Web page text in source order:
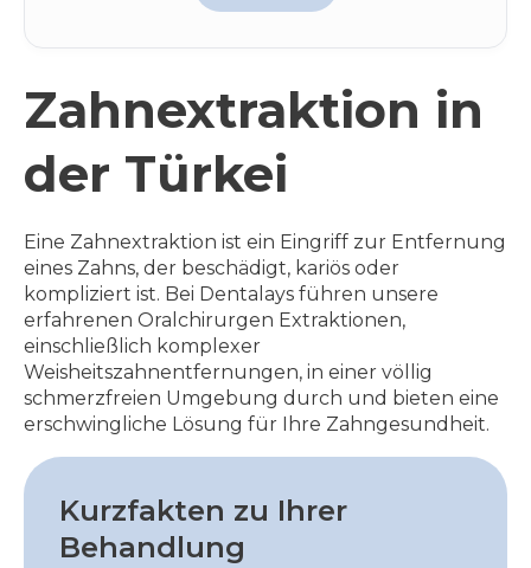
Zahnextraktion in
der Türkei
Eine Zahnextraktion ist ein Eingriff zur Entfernung
eines Zahns, der beschädigt, kariös oder
kompliziert ist. Bei Dentalays führen unsere
erfahrenen Oralchirurgen Extraktionen,
einschließlich komplexer
Weisheitszahnentfernungen, in einer völlig
schmerzfreien Umgebung durch und bieten eine
erschwingliche Lösung für Ihre Zahngesundheit.
Kurzfakten zu Ihrer
Behandlung